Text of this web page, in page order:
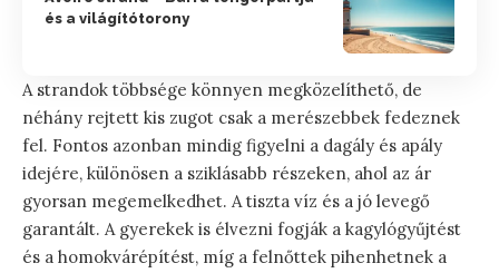
és a világítótorony
A strandok többsége könnyen megközelíthető, de
néhány rejtett kis zugot csak a merészebbek fedeznek
fel. Fontos azonban mindig figyelni a dagály és apály
idejére, különösen a sziklásabb részeken, ahol az ár
gyorsan megemelkedhet. A tiszta víz és a jó levegő
garantált. A gyerekek is élvezni fogják a kagylógyűjtést
és a homokvárépítést, míg a felnőttek pihenhetnek a